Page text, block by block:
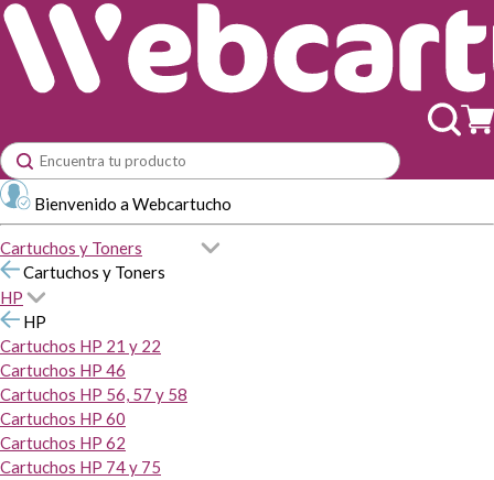
Bienvenido a Webcartucho
Cartuchos y Toners
Cartuchos y Toners
HP
HP
Cartuchos HP 21 y 22
Cartuchos HP 46
Cartuchos HP 56, 57 y 58
Cartuchos HP 60
Cartuchos HP 62
Cartuchos HP 74 y 75